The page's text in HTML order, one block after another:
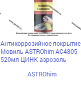
Антикоррозийное покрытие
Мовиль ASTROhim AC4805
520мл ЦИНК аэрозоль
ASTROhim